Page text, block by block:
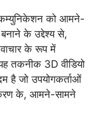
कम्युनिकेशन को आमने-
के उद्देश्य से,
के रूप में
तकनीक 3D वीडियो
है जो उपयोगकर्ताओं
के, आमने-सामने